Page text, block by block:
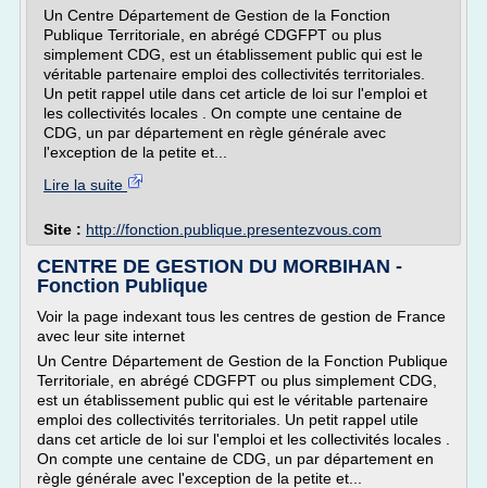
Un Centre Département de Gestion de la Fonction
Publique Territoriale, en abrégé CDGFPT ou plus
simplement CDG, est un établissement public qui est le
véritable partenaire emploi des collectivités territoriales.
Un petit rappel utile dans cet article de loi sur l'emploi et
les collectivités locales . On compte une centaine de
CDG, un par département en règle générale avec
l'exception de la petite et...
Lire la suite
Site : http://fonction.publique.presentezvous.com
CENTRE DE GESTION DU MORBIHAN -
Fonction Publique
Voir la page indexant tous les centres de gestion de France
avec leur site internet
Un Centre Département de Gestion de la Fonction Publique
Territoriale, en abrégé CDGFPT ou plus simplement CDG,
est un établissement public qui est le véritable partenaire
emploi des collectivités territoriales. Un petit rappel utile
dans cet article de loi sur l'emploi et les collectivités locales .
On compte une centaine de CDG, un par département en
règle générale avec l'exception de la petite et...